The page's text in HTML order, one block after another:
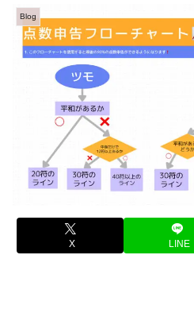
Blog
X LINE